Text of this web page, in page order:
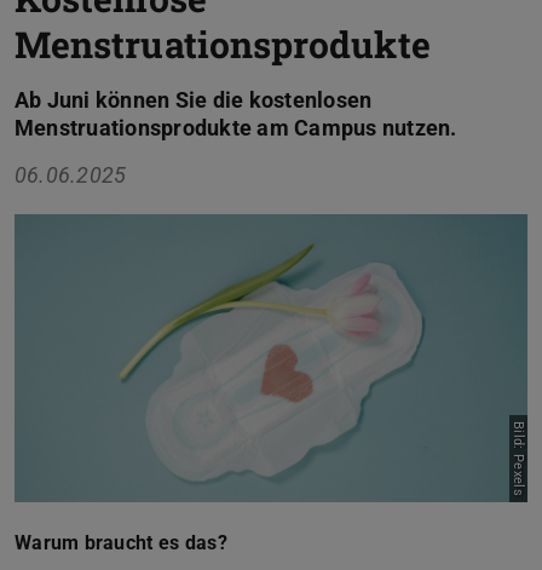
Menstruationsprodukte
Ab Juni können Sie die kostenlosen
Menstruationsprodukte am Campus nutzen.
06.06.2025
Bild: Pexels
Warum braucht es das?